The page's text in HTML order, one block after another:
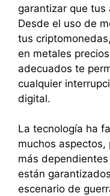
garantizar que tus
Desde el uso de
tus
en metales
adecuados te
cualquier
digital.
La tecnología ha
muchos
más
están
escenario de